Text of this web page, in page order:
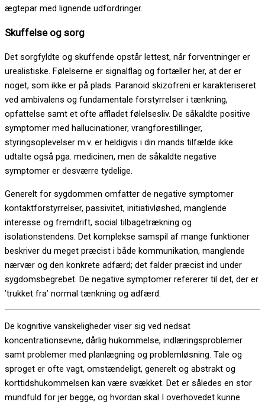
ægtepar med lignende udfordringer.
Skuffelse og sorg
Det sorgfyldte og skuffende opstår lettest, når forventninger er
urealistiske. Følelserne er signalflag og fortæller her, at der er
noget, som ikke er på plads. Paranoid skizofreni er karakteriseret
ved ambivalens og fundamentale forstyrrelser i tænkning,
opfattelse samt et ofte affladet følelsesliv. De såkaldte positive
symptomer med hallucinationer, vrangforestillinger,
styringsoplevelser m.v. er heldigvis i din mands tilfælde ikke
udtalte også pga. medicinen, men de såkaldte negative
symptomer er desværre tydelige.
Generelt for sygdommen omfatter de negative symptomer
kontaktforstyrrelser, passivitet, initiativløshed, manglende
interesse og fremdrift, social tilbagetrækning og
isolationstendens. Det komplekse samspil af mange funktioner
beskriver du meget præcist i både kommunikation, manglende
nærvær og den konkrete adfærd; det falder præcist ind under
sygdomsbegrebet. De negative symptomer refererer til det, der er
’trukket fra’ normal tænkning og adfærd.
De kognitive vanskeligheder viser sig ved nedsat
koncentrationsevne, dårlig hukommelse, indlæringsproblemer
samt problemer med planlægning og problemløsning. Tale og
sproget er ofte vagt, omstændeligt, generelt og abstrakt og
korttidshukommelsen kan være svækket. Det er således en stor
mundfuld for jer begge, og hvordan skal I overhovedet kunne